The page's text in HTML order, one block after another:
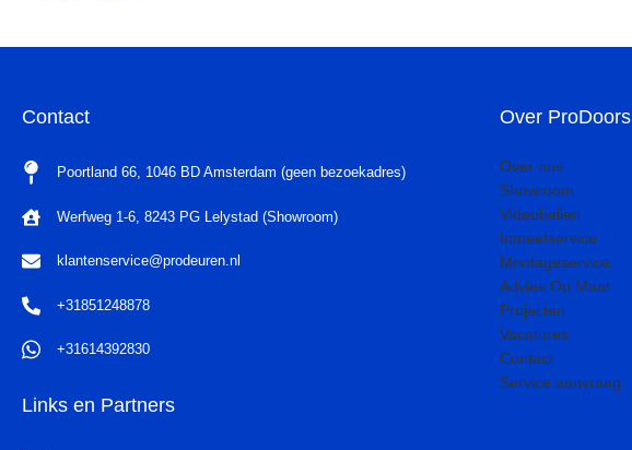
Contact
Poortland 66, 1046 BD Amsterdam (geen bezoekadres)
Werfweg 1-6, 8243 PG Lelystad (Showroom)
klantenservice@prodeuren.nl
+31851248878
+31614392830
Links en Partners
Over ProDoors
Over ons
Showroom
Videobellen
Inmeetservice
Montageservice
Advies Op Maat
Projecten
Vacatures
Contact
Service aanvraag